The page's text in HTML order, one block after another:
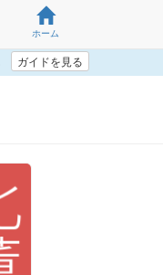
ホーム
ガイドを見る